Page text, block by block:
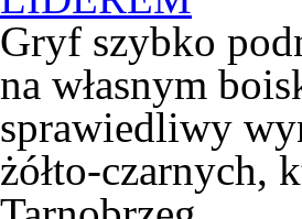
Gryf szybko
na własnym
sprawiedliwy
żółto-czarnych,